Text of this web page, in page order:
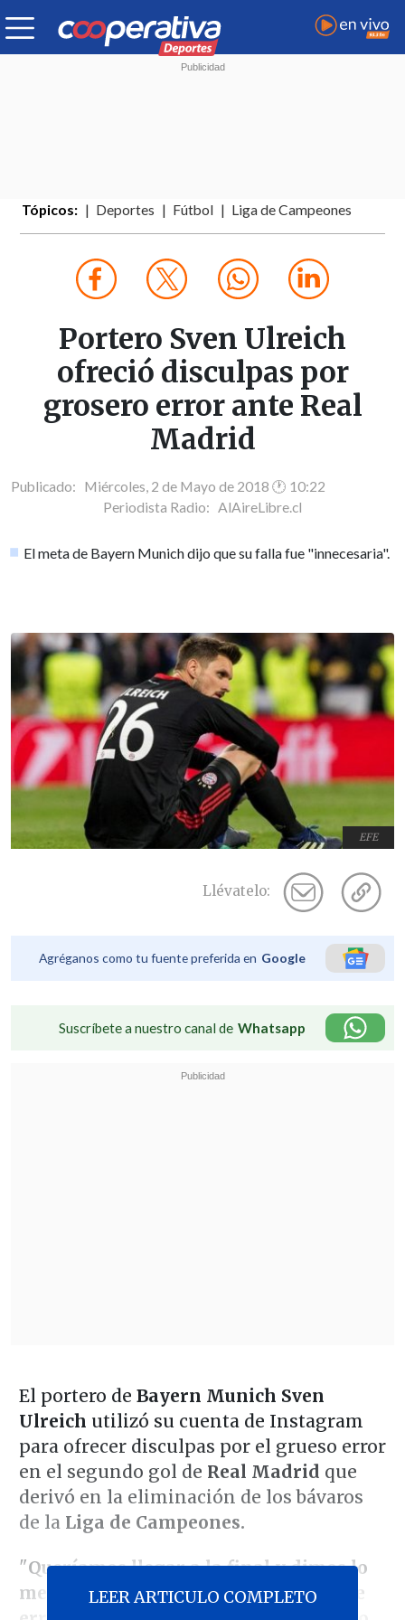
Tópicos: Deportes Fútbol Liga de Campeones
Portero Sven Ulreich
ofreció disculpas por
grosero error ante Real
Madrid
Publicado: Miércoles, 2 de Mayo de 2018 🕐 10:22
Periodista Radio: AlAireLibre.cl
El meta de Bayern Munich dijo que su falla fue "innecesaria".
EFE
Llévatelo:
Agréganos como tu fuente preferida en Google
Suscríbete a nuestro canal de Whatsapp
El portero de Bayern Munich Sven
Ulreich utilizó su cuenta de Instagram
para ofrecer disculpas por el grueso error
en el segundo gol de Real Madrid que
derivó en la eliminación de los bávaros
de la Liga de Campeones.
"Queríamos llegar a la final y dimos lo
mejor de nosotros. Pero luego tuve ese
LEER ARTICULO COMPLETO